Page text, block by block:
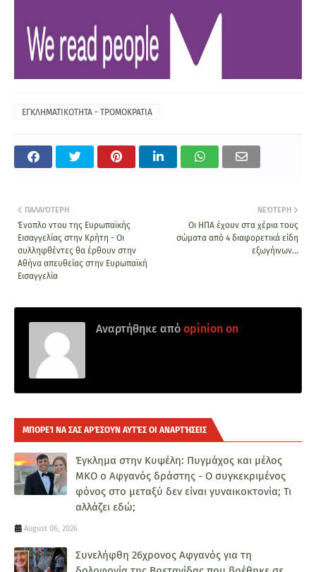
ΕΓΚΛΗΜΑΤΙΚΟΤΗΤΑ - ΤΡΟΜΟΚΡΑΤΙΑ
ΝΕΌΤΕΡΗ
Οι ΗΠΑ έχουν στα χέρια τους
σώματα από 4 διαφορετικά είδη
εξωγήινων...
ΠΑΛΑΙΌΤΕΡΗ
Ένοπλο ντου της Ευρωπαϊκής
Εισαγγελίας στην Κρήτη - Οι
συλληφθέντες θα έρθουν στην
Αθήνα απευθείας στην Ευρωπαϊκή
Εισαγγελία
Αναρτήθηκε από opinion on
ΜΠΟΡΕΊ ΝΑ ΣΑΣ ΑΡΈΣΟΥΝ ΑΥΤΈΣ ΟΙ ΑΝΑΡΤΉΣΕΙΣ
Έγκλημα στην Κυψέλη: Πυγμάχος και μέλος
ΜΚΟ ο Αφγανός δράστης - Ο συγκεκριμένος
φόνος στο μεταξύ δεν είναι γυναικοκτονία; Τι
αλλάζει εδώ;
August 06, 2026
Συνελήφθη 26χρονος Αφγανός για τη